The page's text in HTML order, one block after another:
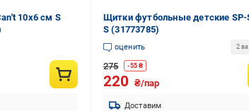
10х6 см S
Щитки футбольные детские SP-
S (31773785)
оценить 2
275 -55₴
220 ₴/пар
Доставим